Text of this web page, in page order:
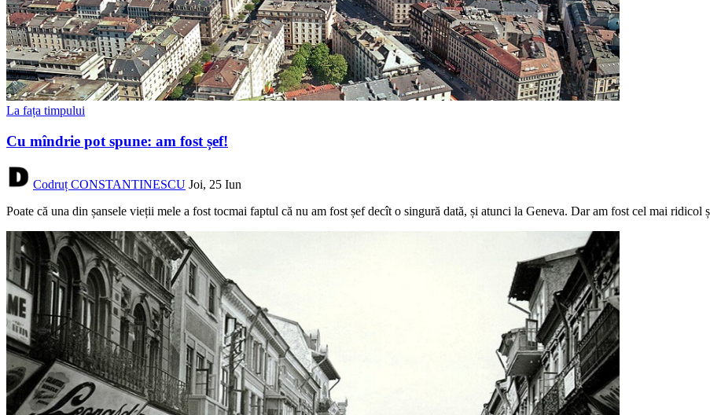
La fața timpului
Cu mîndrie pot spune: am fost șef!
Codruț CONSTANTINESCU Joi, 25 Iun
Poate că una din șansele vieții mele a fost tocmai faptul că nu am fost șef decît o singură dată, și atunci la Geneva. Dar am fost cel mai ridicol